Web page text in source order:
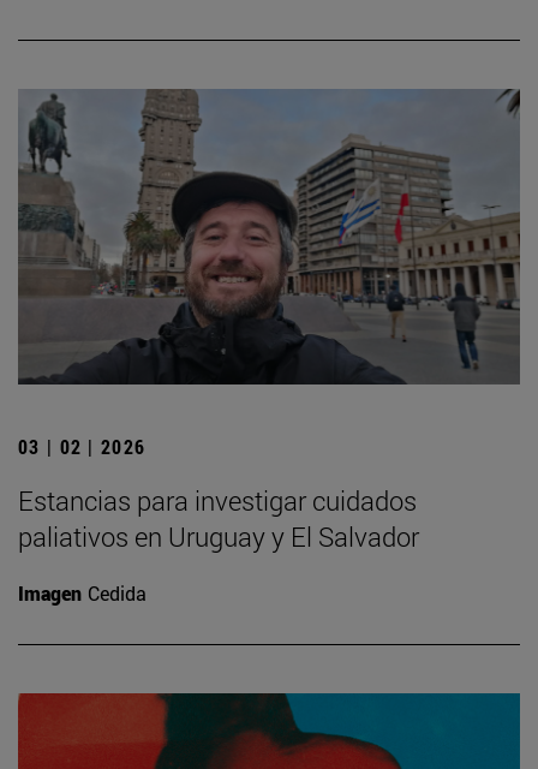
03 | 02 | 2026
Estancias para investigar cuidados
paliativos en Uruguay y El Salvador
Imagen Cedida